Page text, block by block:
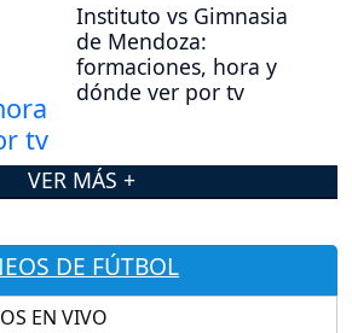
Instituto vs Gimnasia
de Mendoza:
formaciones, hora y
dónde ver por tv
VER MÁS +
DE FÚTBOL
EN VIVO